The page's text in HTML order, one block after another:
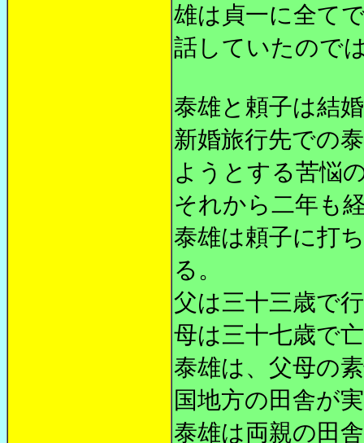
雄は貞一に全て
話していたので
泰雄と頼子は結
新婚旅行先での
ようとする苦悩
それから二年も
泰雄は頼子に打
る。
父は三十三歳で
母は三十七歳で
泰雄は、父母の
国地方の田舎が
泰雄は両親の田